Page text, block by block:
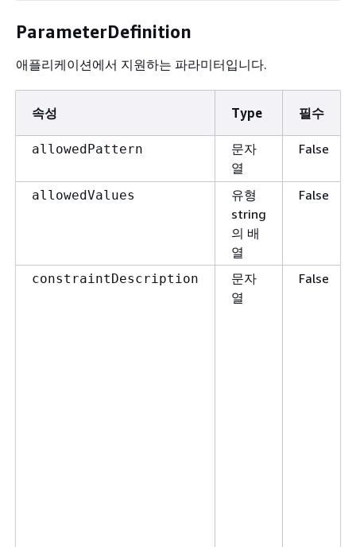
ParameterDefinition
애플리케이션에서 지원하는 파라미터입니다.
속성 Type 필수
allowedPattern
문자
열
False
allowedValues
유형
string
의 배
열
False
constraintDescription
문자
열
False